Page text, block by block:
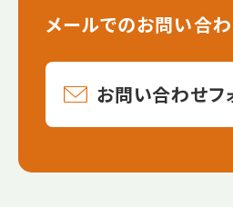
メールでのお問い合
お問い合わせフ